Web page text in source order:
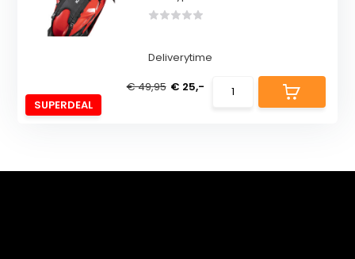
SUPERDEAL
Deliverytime
€ 49,95 € 25,-